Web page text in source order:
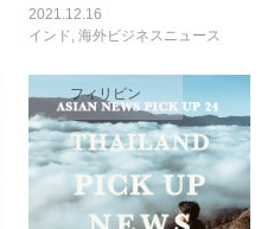
2021.12.16
インド ,海外ビジネスニュース
フィリピン